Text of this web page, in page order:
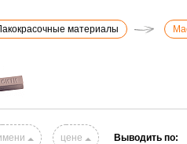
материалы
цене Выводить по: